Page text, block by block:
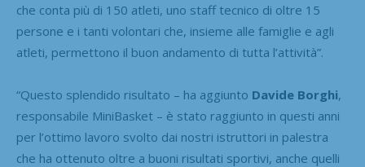
che conta più di 150 atleti, uno staff tecnico di oltre 15
persone e i tanti volontari che, insieme alle famiglie e agli
atleti, permettono il buon andamento di tutta l’attività”.
“Questo splendido risultato – ha aggiunto Davide Borghi,
responsabile MiniBasket – è stato raggiunto in questi anni
per l’ottimo lavoro svolto dai nostri istruttori in palestra
che ha ottenuto oltre a buoni risultati sportivi, anche quelli